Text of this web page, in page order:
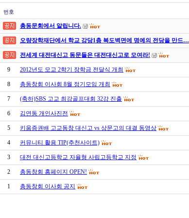
번호
총동문회에서 알립니다.
오량장학재단에서 학교 강당1층 복도벽면에 명예의 전당을 만드…
전세계 대전대신고 동문들은 대전대신고로 모여라!
9 2012년도 모교 2학기 장학금 전달식 개최
8 총동창회 이사회 8월 정기모임 개최
7 (축하)SBS 고교 최강골프대회 32강 진출
6 김연동 개인사진전
5 키움증권배 고교동창 대신고 vs 상문고의 대결 동영상
4 커뮤니티 활용 TIP(추천사이트)
3 대전 대신고등학교 자율형 사립고등학교 지정
2 총동창회 홈페이지 OPEN!
1 총동창회 이사회 공지